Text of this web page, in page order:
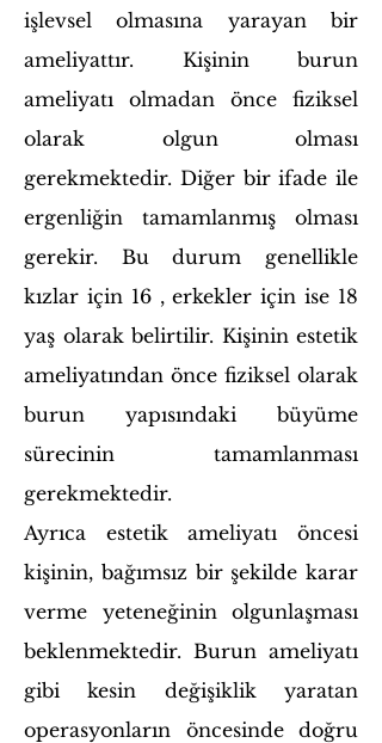
işlevsel olmasına yarayan bir
ameliyattır. Kişinin burun
ameliyatı olmadan önce fiziksel
olarak olgun olması
gerekmektedir. Diğer bir ifade ile
ergenliğin tamamlanmış olması
gerekir. Bu durum genellikle
kızlar için 16 , erkekler için ise 18
yaş olarak belirtilir. Kişinin estetik
ameliyatından önce fiziksel olarak
burun yapısındaki büyüme
sürecinin tamamlanması
gerekmektedir.
Ayrıca estetik ameliyatı öncesi
kişinin, bağımsız bir şekilde karar
verme yeteneğinin olgunlaşması
beklenmektedir. Burun ameliyatı
gibi kesin değişiklik yaratan
operasyonların öncesinde doğru